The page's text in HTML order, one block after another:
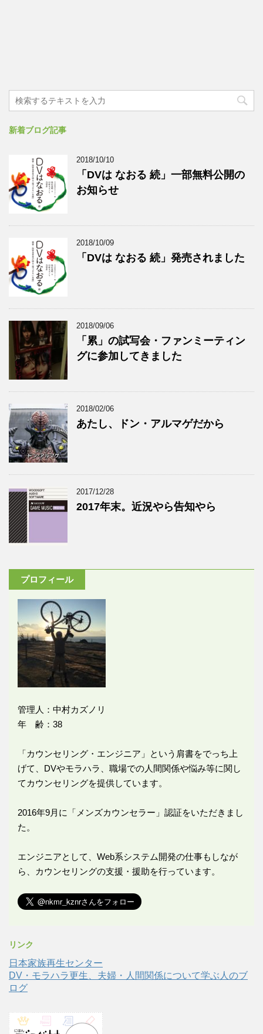
新着ブログ記事
2018/10/10
「DVは なおる 続」一部無料公開の
お知らせ
2018/10/09
「DVは なおる 続」発売されました
2018/09/06
「累」の試写会・ファンミーティン
グに参加してきました
2018/02/06
あたし、ドン・アルマゲだから
2017/12/28
2017年末。近況やら告知やら
プロフィール
管理人：中村カズノリ
年 齢：38
「カウンセリング・エンジニア」という肩書をでっち上
げて、DVやモラハラ、職場での人間関係や悩み等に関し
てカウンセリングを提供しています。
2016年9月に「メンズカウンセラー」認証をいただきまし
た。
エンジニアとして、Web系システム開発の仕事もしなが
ら、カウンセリングの支援・援助を行っています。
リンク
日本家族再生センター
DV・モラハラ更生、夫婦・人間関係について学ぶ人のブ
ログ